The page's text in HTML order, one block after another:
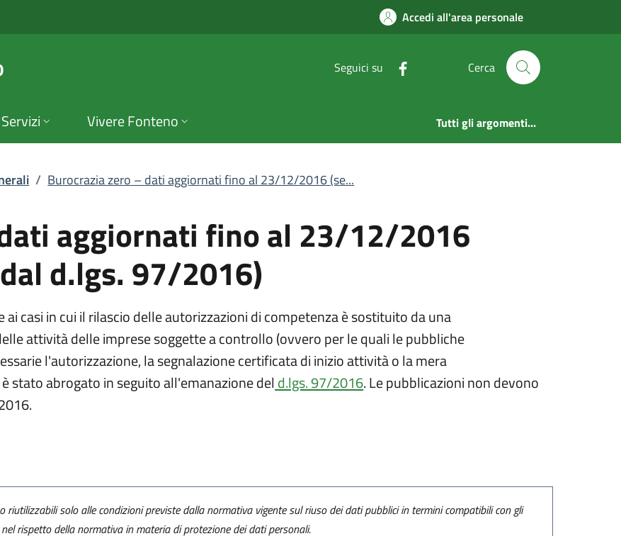
aggiornati fino al 23/12/2016
Accedi all'area personale
Seguici su Cerca
Servizi Vivere Fonteno Tutti gli argomenti...
/ Burocrazia zero – dati aggiornati fino al 23/12/2016 (se...
aggiornati fino al 23/12/2016
d.lgs. 97/2016)
casi in cui il rilascio delle autorizzazioni di competenza è sostituito da una
attività delle imprese soggette a controllo (ovvero per le quali le pubbliche
l'autorizzazione, la segnalazione certificata di inizio attività o la mera
stato abrogato in seguito all'emanazione del d.lgs. 97/2016. Le pubblicazioni non devono
solo alle condizioni previste dalla normativa vigente sul riuso dei dati pubblici in termini compatibili con gli
rispetto della normativa in materia di protezione dei dati personali.